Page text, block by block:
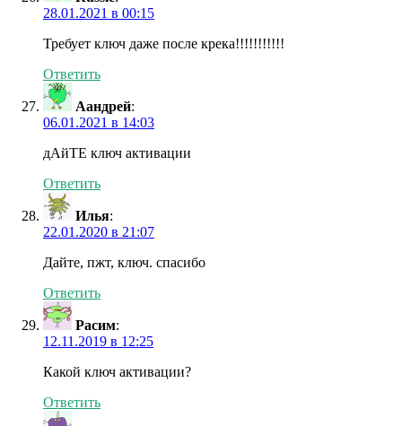
28.01.2021 в 00:15
Требует ключ даже после крека!!!!!!!!!!!
Ответить
Аандрей:
06.01.2021 в 14:03
дАйТЕ ключ активации
Ответить
Илья:
22.01.2020 в 21:07
Дайте, пжт, ключ. спасибо
Ответить
Расим:
12.11.2019 в 12:25
Какой ключ активации?
Ответить